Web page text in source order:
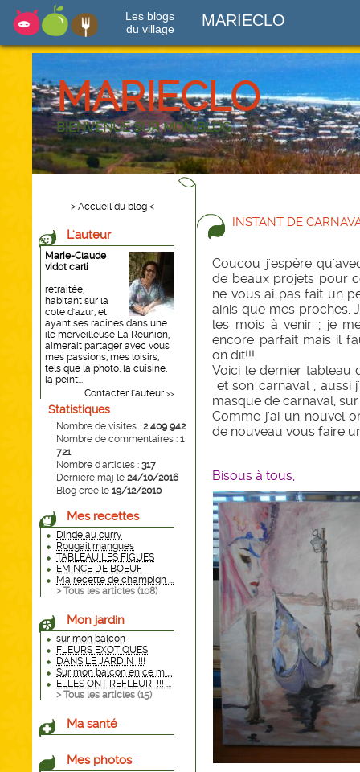
Les blogs
du village
MARIECLO
MARIECLO
BIENVENUE SUR MON BLOG
> Accueil du blog <
L'auteur
Marie-Claude
vidot carli
retraitée,
habitant sur la
cote d'azur, et
ayant ses racines dans une
ile merveilleuse La Reunion,
aimerait partager avec vous
mes passions, mes loisirs,
tels que la photo, la cuisine,
la peint...
Contacter l'auteur >>
Statistiques
Nombre de visites : 2 409 942
Nombre de commentaires : 1
721
Nombre d'articles : 317
Dernière màj le 24/10/2016
Blog créé le 19/12/2010
Mes recettes
Dinde au curry
Rougail mangues
TABLEAU LES FIGUES
EMINCE DE BOEUF
Ma recette de champign ...
> Tous les articles (108)
Mon jardin
sur mon balcon
FLEURS EXOTIQUES
DANS LE JARDIN !!!!
Sur mon balcon en ce m ...
ELLES ONT REFLEURI !!! ...
> Tous les articles (15)
Ma santé
Mes photos
INSTANT DE
Coucou j'espère
de beaux projets pour
ne vous ai pas fait un
ainis que mes proches.
les mois à venir ; je
encore parfait mais il
on dit!!!
Voici le dernier tableau
et son carnaval ; aussi
masque de carnaval,
Comme j'ai un nouvel
de nouveau vous faire
Bisous à tous,